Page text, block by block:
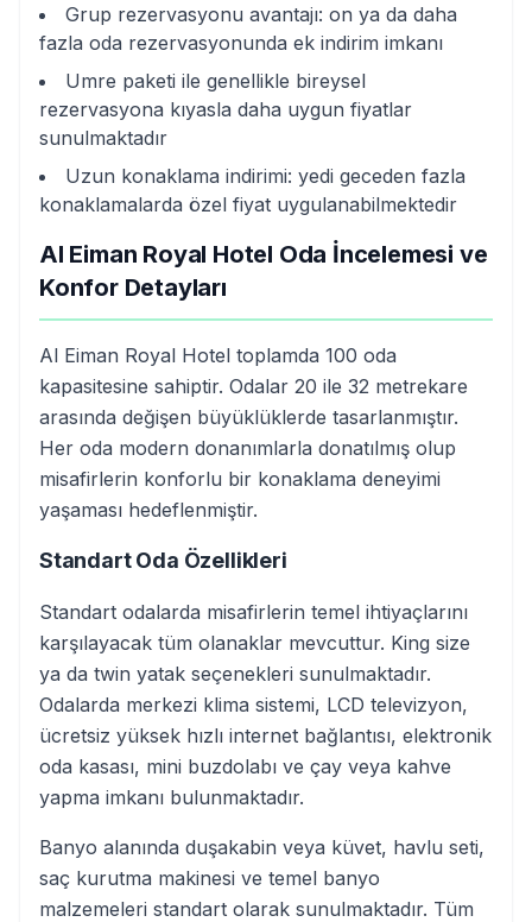
Grup rezervasyonu avantajı: on ya da daha
fazla oda rezervasyonunda ek indirim imkanı
Umre paketi ile genellikle bireysel
rezervasyona kıyasla daha uygun fiyatlar
sunulmaktadır
Uzun konaklama indirimi: yedi geceden fazla
konaklamalarda özel fiyat uygulanabilmektedir
Al Eiman Royal Hotel Oda İncelemesi ve
Konfor Detayları
Al Eiman Royal Hotel toplamda 100 oda
kapasitesine sahiptir. Odalar 20 ile 32 metrekare
arasında değişen büyüklüklerde tasarlanmıştır.
Her oda modern donanımlarla donatılmış olup
misafirlerin konforlu bir konaklama deneyimi
yaşaması hedeflenmiştir.
Standart Oda Özellikleri
Standart odalarda misafirlerin temel ihtiyaçlarını
karşılayacak tüm olanaklar mevcuttur. King size
ya da twin yatak seçenekleri sunulmaktadır.
Odalarda merkezi klima sistemi, LCD televizyon,
ücretsiz yüksek hızlı internet bağlantısı, elektronik
oda kasası, mini buzdolabı ve çay veya kahve
yapma imkanı bulunmaktadır.
Banyo alanında duşakabin veya küvet, havlu seti,
saç kurutma makinesi ve temel banyo
malzemeleri standart olarak sunulmaktadır. Tüm